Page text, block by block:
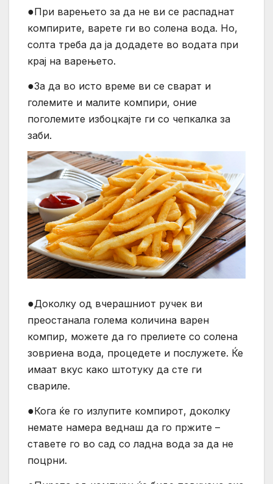
●При варењето за да не ви се распаднат
компирите, варете ги во солена вода. Но,
солта треба да ја додадете во водата при
крај на варењето.
●За да во исто време ви се сварат и
големите и малите компири, оние
поголемите избоцкајте ги со чепкалка за
заби.
●Доколку од вчерашниот ручек ви
преостанала голема количина варен
компир, можете да го прелиете со солена
зовриена вода, процедете и послужете. Ќе
имаат вкус како штотуку да сте ги
свариле.
●Кога ќе го излупите компирот, доколку
немате намера веднаш да го пржите –
ставете го во сад со ладна вода за да не
поцрни.